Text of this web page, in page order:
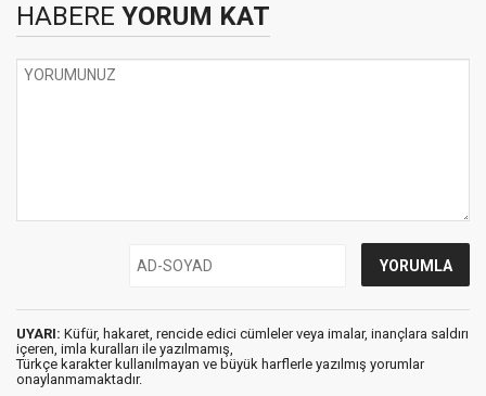
HABERE YORUM KAT
UYARI: Küfür, hakaret, rencide edici cümleler veya imalar, inançlara saldırı
içeren, imla kuralları ile yazılmamış,
Türkçe karakter kullanılmayan ve büyük harflerle yazılmış yorumlar
onaylanmamaktadır.